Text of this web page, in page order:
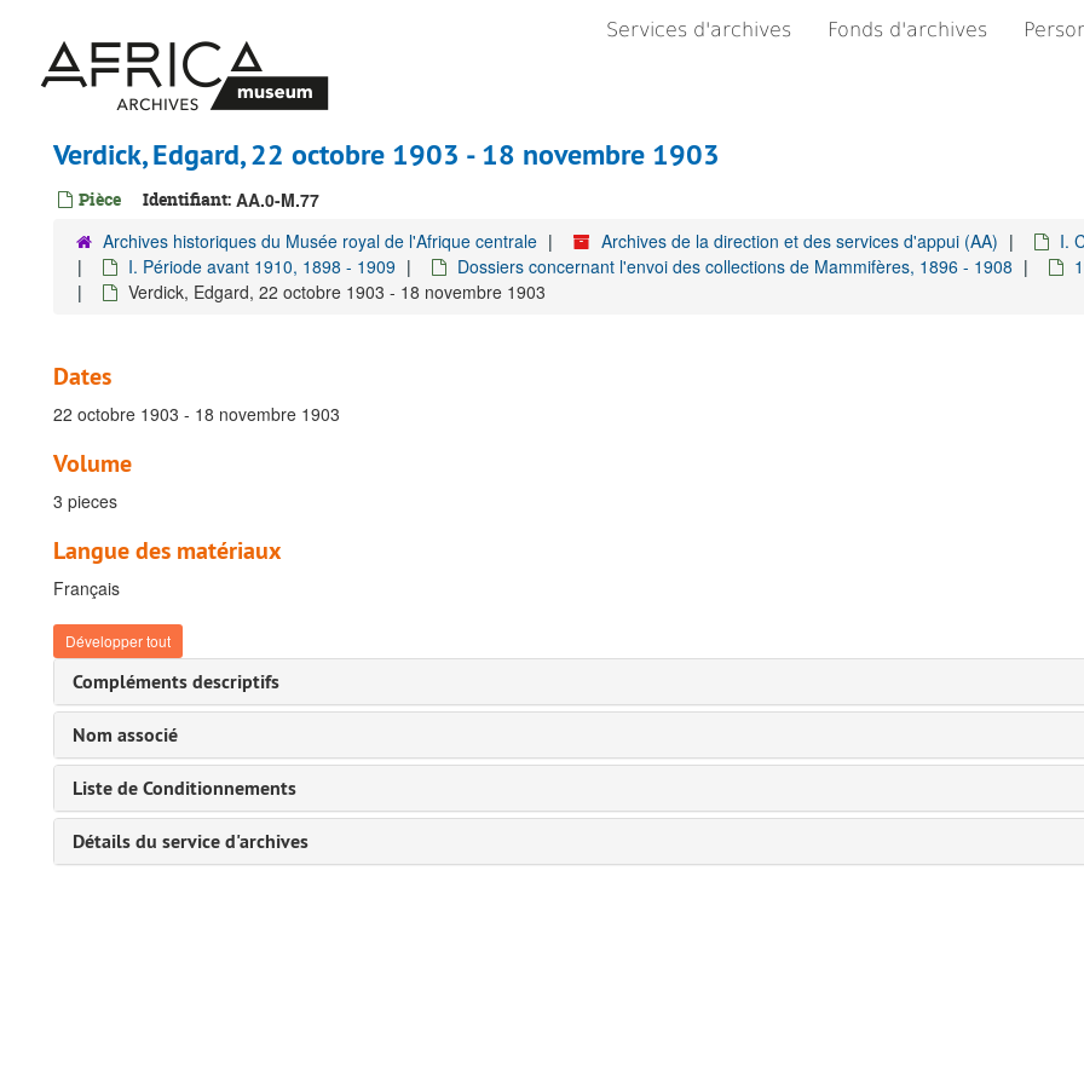
contenu
principal
Services d'archives Fonds d'archives
Verdick, Edgard, 22 octobre 1903 - 18 novembre 1903
Pièce Identifiant: AA.0-M.77
Archives historiques du Musée royal de l'Afrique centrale Archives de la direction et des services d'appui (AA)
I.
I. Période avant 1910, 1898 - 1909
Dossiers concernant l'envoi des collections de Mammifères, 1896 - 1908
Verdick, Edgard, 22 octobre 1903 - 18 novembre 1903
Dates
22 octobre 1903 - 18 novembre 1903
Volume
3 pieces
Langue des matériaux
Français
Développer tout
Compléments descriptifs
Nom associé
Liste de Conditionnements
Détails du service d'archives